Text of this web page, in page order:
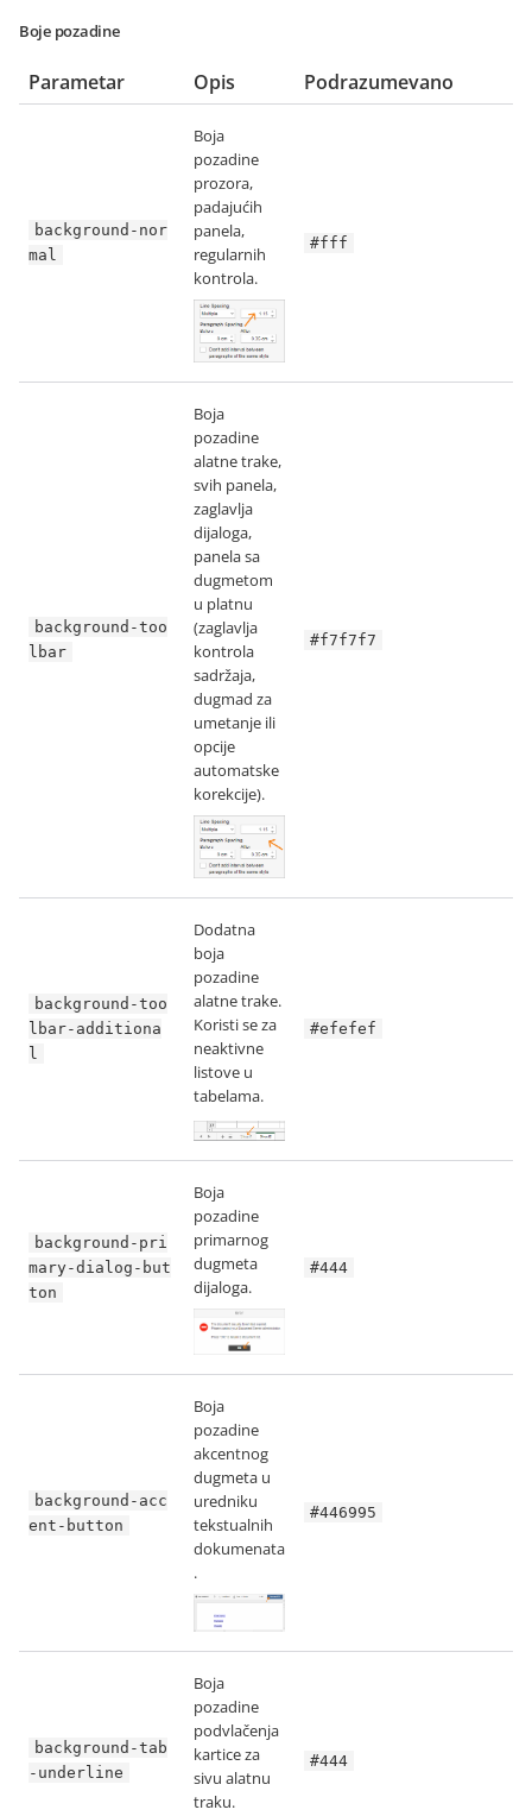
Boje pozadine
Parametar Opis Podrazumevano
background-nor
mal
Boja
pozadine
prozora,
padajućih
panela,
regularnih
kontrola.
#fff
background-too
lbar
Boja
pozadine
alatne trake,
svih panela,
zaglavlja
dijaloga,
panela sa
dugmetom
u platnu
(zaglavlja
kontrola
sadržaja,
dugmad za
umetanje ili
opcije
automatske
korekcije).
#f7f7f7
background-too
lbar-additiona
l
Dodatna
boja
pozadine
alatne trake.
Koristi se za
neaktivne
listove u
tabelama.
#efefef
background-pri
mary-dialog-but
ton
Boja
pozadine
primarnog
dugmeta
dijaloga.
#444
background-acc
ent-button
Boja
pozadine
akcentnog
dugmeta u
uredniku
tekstualnih
dokumenata
.
#446995
background-tab
-underline
Boja
pozadine
podvlačenja
kartice za
sivu alatnu
traku.
#444